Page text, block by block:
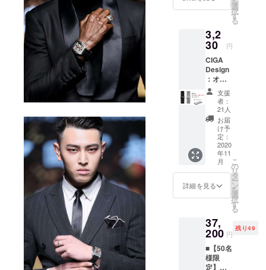
想として、
ンは皆に広
まるべき
で、少人数
に偏るべき
ではなく、
みんなの生
活の中に入
り込んでい
かなくては
いかないと
いうものが
CIGA Design
ザインに留
まらず、み
んなが買え
る・所有で
価格円
3,800円
15％オ
フ 4色
選べま
す（オ
レン
ジ、
レッ
ド、ブ
ルー、
ブラッ
ク） 優
れた柔
軟性と
食品用
グレー
ドのシ
リコン
ていま
す。 優
れた装
着感の
オリジ
選
択
す
る
3,2
30 円
CIGA
Design
：オリ
ジナル
の替え
スイッ
チ式ス
プリン
グバー
ステン
レスス
トラッ
プ 一般
販売予
定価格
3,800円
15％オ
フ 色:ブ
ラッ
ク、シ
ルバー
支援
者：
21人
お届
け予
定：
2020
年11
月
詳細を見る
こ
の
リ
タ
ー
ン
を
選
択
す
る
37,
200 円
残り49
■【50名
様限
定】